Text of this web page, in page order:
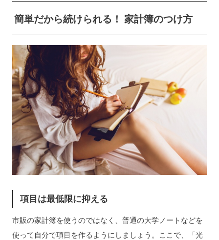
簡単だから続けられる！ 家計簿のつけ方
項目は最低限に抑える
市販の家計簿を使うのではなく、普通の大学ノートなどを
使って自分で項目を作るようにしましょう。ここで、「光